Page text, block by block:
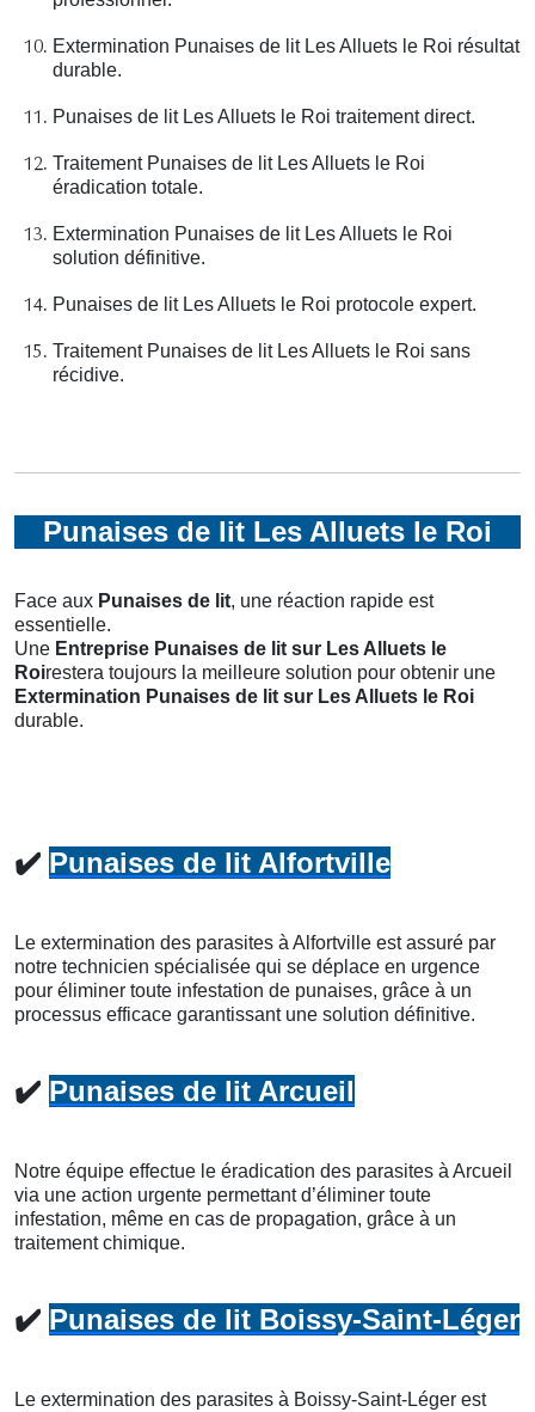
Extermination Punaises de lit Les Alluets le Roi résultat
durable.
Punaises de lit Les Alluets le Roi traitement direct.
Traitement Punaises de lit Les Alluets le Roi
éradication totale.
Extermination Punaises de lit Les Alluets le Roi
solution définitive.
Punaises de lit Les Alluets le Roi protocole expert.
Traitement Punaises de lit Les Alluets le Roi sans
récidive.
Punaises de lit Les Alluets le Roi
Face aux Punaises de lit, une réaction rapide est
essentielle.
Une Entreprise Punaises de lit sur Les Alluets le
Roirestera toujours la meilleure solution pour obtenir une
Extermination Punaises de lit sur Les Alluets le Roi
durable.
✔️ Punaises de lit Alfortville
Le extermination des parasites à Alfortville est assuré par
notre technicien spécialisée qui se déplace en urgence
pour éliminer toute infestation de punaises, grâce à un
processus efficace garantissant une solution définitive.
✔️ Punaises de lit Arcueil
Notre équipe effectue le éradication des parasites à Arcueil
via une action urgente permettant d’éliminer toute
infestation, même en cas de propagation, grâce à un
traitement chimique.
✔️ Punaises de lit Boissy-Saint-Léger
Le extermination des parasites à Boissy-Saint-Léger est